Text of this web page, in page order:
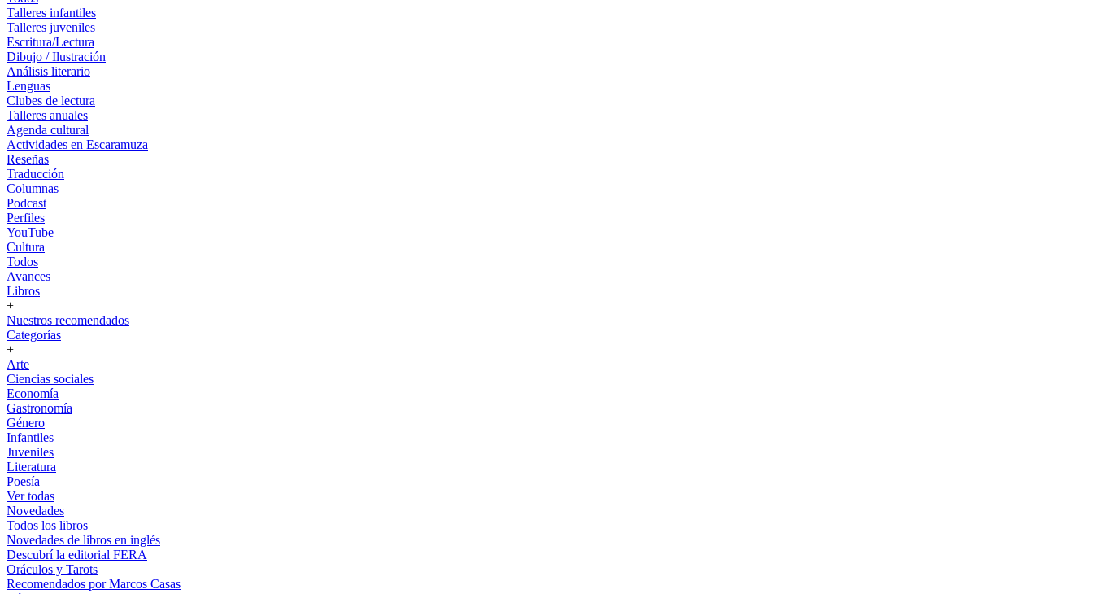
Talleres infantiles
Talleres juveniles
Escritura/Lectura
Dibujo / Ilustración
Análisis literario
Lenguas
Clubes de lectura
Talleres anuales
Agenda cultural
Actividades en Escaramuza
Reseñas
Traducción
Columnas
Podcast
Perfiles
YouTube
Cultura
Todos
Avances
Libros
+
Nuestros recomendados
Categorías
+
Arte
Ciencias sociales
Economía
Gastronomía
Género
Infantiles
Juveniles
Literatura
Poesía
Ver todas
Novedades
Todos los libros
Novedades de libros en inglés
Descubrí la editorial FERA
Oráculos y Tarots
Recomendados por Marcos Casas